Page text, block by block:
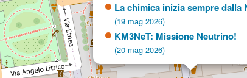
La chimica inizia sempre dalla
(19 mag 2026)
KM3NeT: Missione Neutrino!
(20 mag 2026)